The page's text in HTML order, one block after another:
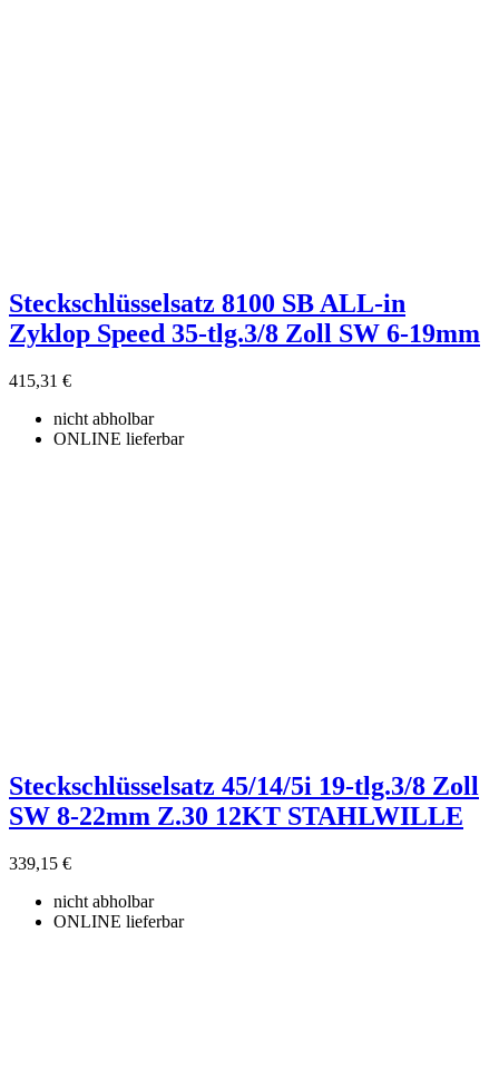
Steckschlüsselsatz 8100 SB ALL-in
Zyklop Speed 35-tlg.3/8 Zoll SW 6-19mm
415,31 €
nicht abholbar
ONLINE lieferbar
Steckschlüsselsatz 45/14/5i 19-tlg.3/8 Zoll
SW 8-22mm Z.30 12KT STAHLWILLE
339,15 €
nicht abholbar
ONLINE lieferbar